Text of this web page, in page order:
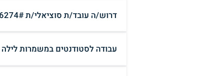
דרוש/ה עובד/ת סוציאלי/ת #6274#
עבודה לסטודנטים במשמרות